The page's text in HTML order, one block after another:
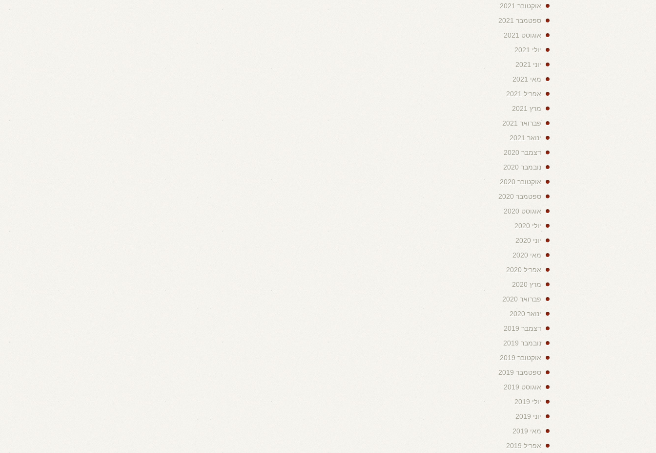
אוקטובר 2021
ספטמבר 2021
אוגוסט 2021
יולי 2021
יוני 2021
מאי 2021
אפריל 2021
מרץ 2021
פברואר 2021
ינואר 2021
דצמבר 2020
נובמבר 2020
אוקטובר 2020
ספטמבר 2020
אוגוסט 2020
יולי 2020
יוני 2020
מאי 2020
אפריל 2020
מרץ 2020
פברואר 2020
ינואר 2020
דצמבר 2019
נובמבר 2019
אוקטובר 2019
ספטמבר 2019
אוגוסט 2019
יולי 2019
יוני 2019
מאי 2019
אפריל 2019